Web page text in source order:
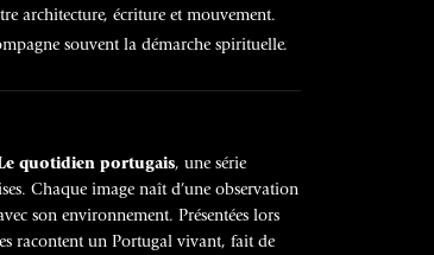
architecture, écriture et mouvement.
souvent la démarche spirituelle.
quotidien portugais, une série
Chaque image naît d’une observation
son environnement. Présentées lors
racontent un Portugal vivant, fait de